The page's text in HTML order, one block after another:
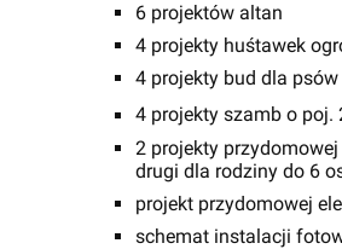
6 projektów altan
4 projekty huśtawek
4 projekty bud dla psów
4 projekty szamb o poj.
2 projekty
drugi dla rodziny do 6
projekt przydomowej
schemat instalacji